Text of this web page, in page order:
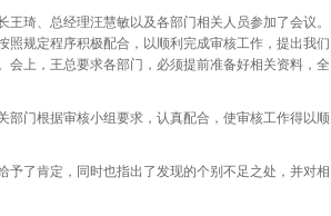
琦、总经理汪慧敏以及各部门相关人员参加了会议。
规定程序积极配合，以顺利完成审核工作，提出我们
上，王总要求各部门，必须提前准备好相关资料，全
部门根据审核小组要求，认真配合，使审核工作得以顺
了肯定，同时也指出了发现的个别不足之处，并对相